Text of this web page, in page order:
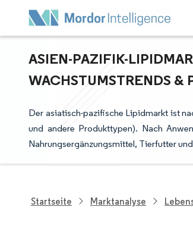
ASIEN-PAZIFIK-
ACHSTUMSTRENDS &
Der asiatisch-pazifische Lipidmarkt ist
und andere Produkttypen). Nach
Nahrungsergänzungsmittel, Tierfutter
Startseite Marktanalyse